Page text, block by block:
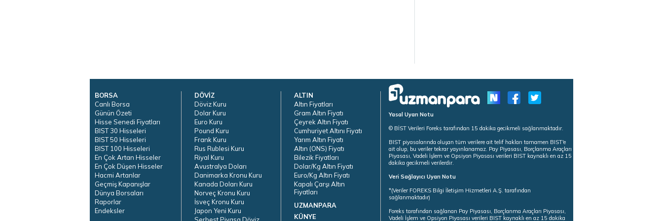
BORSA
Canlı Borsa
Günün Özeti
Hisse Senedi Fiyatları
BIST 30 Hisseleri
BIST 50 Hisseleri
BIST 100 Hisseleri
En Çok Artan Hisseler
En Çok Düşen Hisseler
Hacmi Artanlar
Geçmiş Kapanışlar
Dünya Borsaları
Raporlar
Endeksler
DÖVİZ
Döviz Kuru
Dolar Kuru
Euro Kuru
Pound Kuru
Frank Kuru
Rus Rublesi Kuru
Riyal Kuru
Avustralya Doları
Danimarka Kronu Kuru
Kanada Doları Kuru
Norveç Kronu Kuru
İsveç Kronu Kuru
Japon Yeni Kuru
Serbest Piyasa Döviz
ALTIN
Altın Fiyatları
Gram Altın Fiyatı
Çeyrek Altın Fiyatı
Cumhuriyet Altını Fiyatı
Yarım Altın Fiyatı
Altın (ONS) Fiyatı
Bilezik Fiyatları
Dolar/Kg Altın Fiyatı
Euro/Kg Altın Fiyatı
Kapalı Çarşı Altın
Fiyatları
UZMANPARA
KÜNYE
Yasal Uyarı Notu
© BİST Verileri Foreks tarafından 15 dakika gecikmeli sağlanmaktadır.
BIST piyasalarında oluşan tüm verilere ait telif hakları tamamen BIST'e
ait olup, bu veriler tekrar yayınlanamaz. Pay Piyasası, Borçlanma Araçları
Piyasası, Vadeli İşlem ve Opsiyon Piyasası verileri BIST kaynaklı en az 15
dakika gecikmeli verilerdir.
Veri Sağlayıcı Uyarı Notu
*(Veriler FOREKS Bilgi İletişim Hizmetleri A.Ş. tarafından
sağlanmaktadır)
Foreks tarafından sağlanan Pay Piyasası, Borçlanma Araçları Piyasası,
Vadeli İşlem ve Opsiyon Piyasası verileri BIST kaynaklı en az 15 dakika